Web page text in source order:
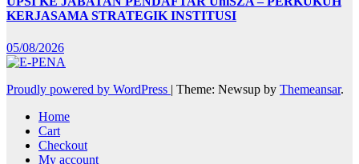
KERJASAMA STRATEGIK INSTITUSI
05/08/2026
Proudly powered by WordPress | Theme: Newsup by Themeansar.
Home
Cart
Checkout
My account